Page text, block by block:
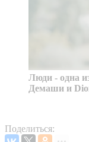
Люди - одна
Демаши и
Поделиться: